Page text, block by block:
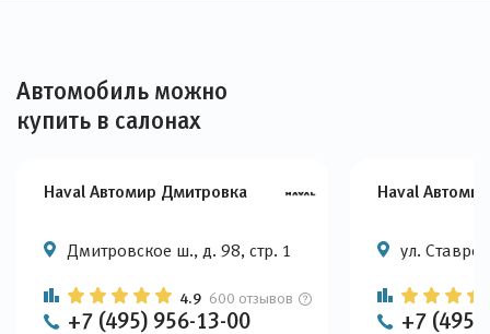
Автомобиль можно
купить в салонах
Haval Автомир Дмитровка
Дмитровское ш., д. 98, стр. 1
4.9 600 отзывов
+7 (495) 956-13-00
Haval
ул.
+7 (495)